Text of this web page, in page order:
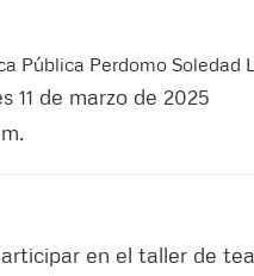
Pública Perdomo Soledad
11 de marzo de 2025
en el taller de